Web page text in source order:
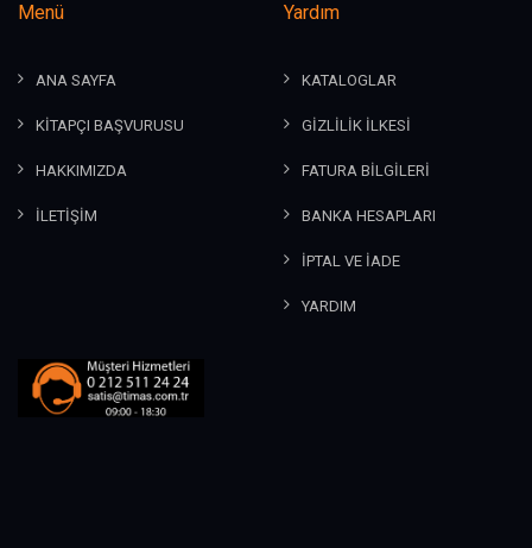
Menü
ANA SAYFA
KİTAPÇI BAŞVURUSU
HAKKIMIZDA
İLETİŞİM
Yardım
KATALOGLAR
GİZLİLİK İLKESİ
FATURA BİLGİLERİ
BANKA HESAPLARI
İPTAL VE İADE
YARDIM